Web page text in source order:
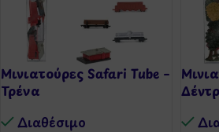
Μινιατούρες Safari Tube –
Τρένα
Διαθέσιμo